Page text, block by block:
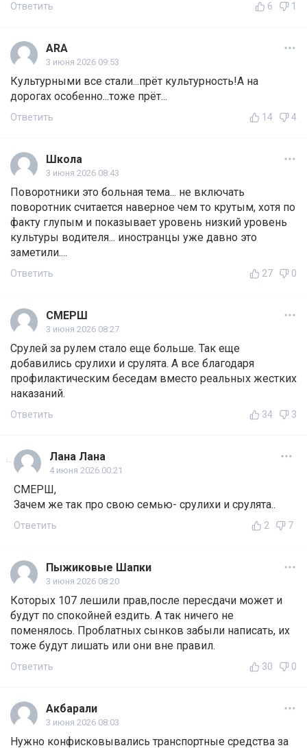
Ответить 6 1
ARA
3 июня 2026 09:53
Культурными все стали...прёт культурность!А на
дорогах особенно...тоже прёт...
Ответить 14 4
Школа
3 июня 2026 08:43
Поворотники это больная тема... не включать
поворотник считается наверное чем то крутым, хотя по
факту глупым и показывает уровень низкий уровень
культуры водителя... иностранцы уже давно это
заметили....
Ответить 27 0
СМЕРШ
3 июня 2026 08:27
Срулей за рулем стало еще больше. Так еще
добавились срулихи и срулята. А все благодаря
профилактическим беседам вместо реальных жестких
наказаний.
Ответить 34 3
Лана Лана
4 июня 2026 00:21
СМЕРШ,
Зачем же так про свою семью- срулихи и срулята..
Ответить 2 7
Пыжиковые Шапки
3 июня 2026 08:20
Которых 107 лешили прав,после пересдачи может и
будут по спокойней ездить. А так ничего не
поменялось. Проблатных сынков забыли написать, их
тоже будут лишать или они вне правил.
Ответить 30 0
Акбарали
3 июня 2026 08:03
Нужно конфисковывались транспортные средства за